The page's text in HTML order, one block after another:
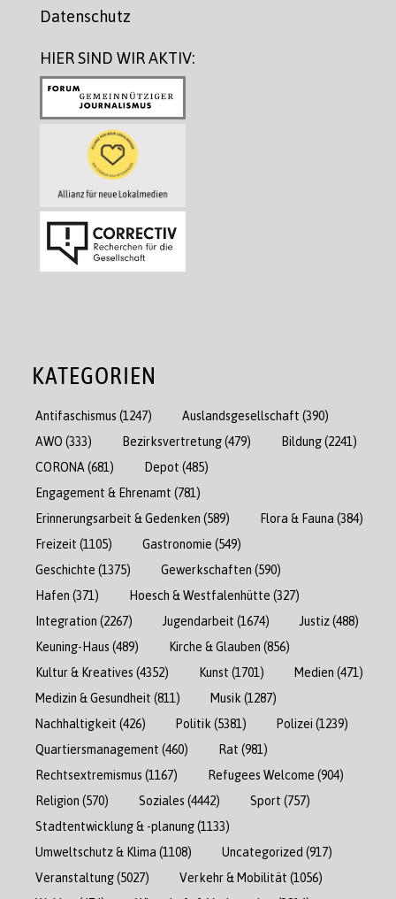
Datenschutz
HIER SIND WIR AKTIV:
KATEGORIEN
Antifaschismus (1247) Auslandsgesellschaft (390)
AWO (333) Bezirksvertretung(479) Bildung(2241)
CORONA (681) Depot (485)
Engagement & Ehrenamt (781)
Erinnerungsarbeit & Gedenken (589) Flora & Fauna (384)
Freizeit (1105) Gastronomie (549)
Geschichte (1375) Gewerkschaften (590)
Hafen (371) Hoesch & Westfalenhütte (327)
Integration (2267) Jugendarbeit (1674) Justiz(488)
Keuning-Haus (489) Kirche & Glauben (856)
Kultur & Kreatives (4352) Kunst (1701) Medien (471)
Medizin & Gesundheit (811) Musik (1287)
Nachhaltigkeit (426) Politik (5381) Polizei (1239)
Quartiersmanagement (460) Rat (981)
Rechtsextremismus (1167) Refugees Welcome (904)
Religion (570) Soziales (4442) Sport (757)
Stadtentwicklung & -planung(1133)
Umweltschutz & Klima (1108) Uncategorized (917)
Veranstaltung(5027) Verkehr & Mobilität (1056)